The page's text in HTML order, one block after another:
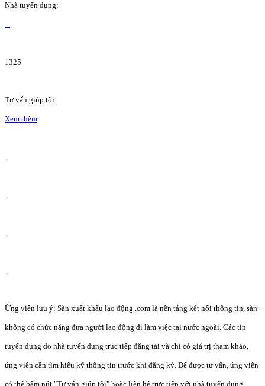
Nhà tuyển dụng:
1325
Tư vấn giúp tôi
Xem thêm
Ứng viên lưu ý: Sàn xuất khẩu lao động .com là nền tảng kết nối thông tin, sàn
không có chức năng đưa người lao động đi làm việc tại nước ngoài. Các tin
tuyển dụng do nhà tuyển dụng trực tiếp đăng tải và chỉ có giá trị tham khảo,
ứng viên cần tìm hiểu kỹ thông tin trước khi đăng ký. Để được tư vấn, ứng viên
có thể bấm nút "Tư vấn giúp tôi" hoặc liên hệ trực tiếp với nhà tuyển dụng.